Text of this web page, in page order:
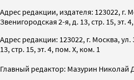
Адрес редакции, издателя: 123022, г.
Звенигородская 2-я, д. 13, стр. 15, эт.
Адрес редакции: 123022, г. Москва,
13, стр. 15, эт. 4, пом. X, ком. 1
Главный редактор: Мазурин Николай